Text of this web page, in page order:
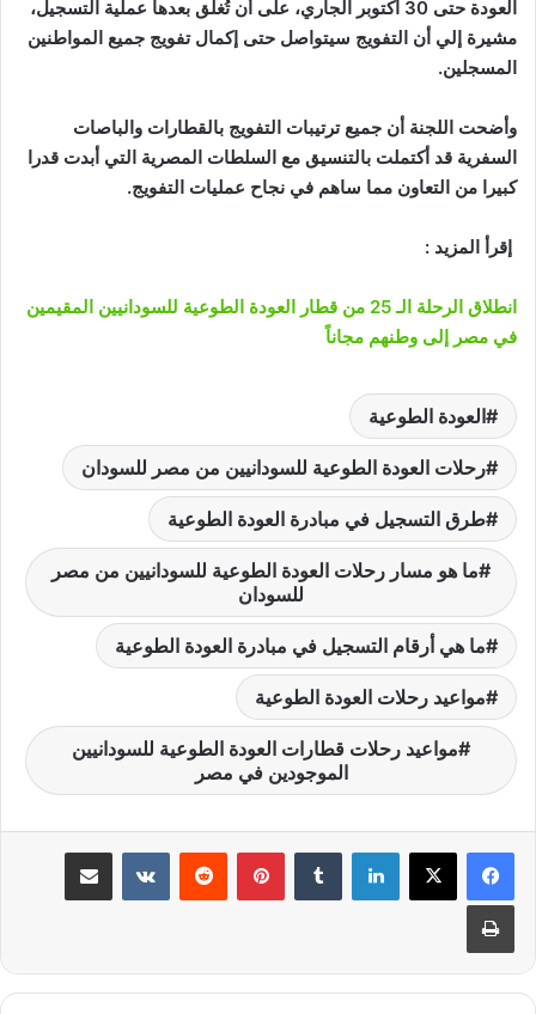
العودة حتى 30 أكتوبر الجاري، على أن تُغلق بعدها عملية التسجيل،
مشيرة إلي أن التفويج سيتواصل حتى إكمال تفويج جميع المواطنين
المسجلين.
وأضحت اللجنة أن جميع ترتيبات التفويج بالقطارات والباصات
السفرية قد أكتملت بالتنسيق مع السلطات المصرية التي أبدت قدرا
كبيرا من التعاون مما ساهم في نجاح عمليات التفويج.
إقرأ المزيد :
انطلاق الرحلة الـ 25 من قطار العودة الطوعية للسودانيين المقيمين
في مصر إلى وطنهم مجاناً
العودة الطوعية
رحلات العودة الطوعية للسودانيين من مصر للسودان
طرق التسجيل في مبادرة العودة الطوعية
ما هو مسار رحلات العودة الطوعية للسودانيين من مصر
للسودان
ما هي أرقام التسجيل في مبادرة العودة الطوعية
مواعيد رحلات العودة الطوعية
مواعيد رحلات قطارات العودة الطوعية للسودانيين
الموجودين في مصر
لينكدإن بينتيريست